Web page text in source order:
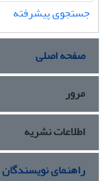
جستجوی پیشرفته
صفحه اصلی
مرور
اطلاعات نشریه
راهنمای نویسندگان